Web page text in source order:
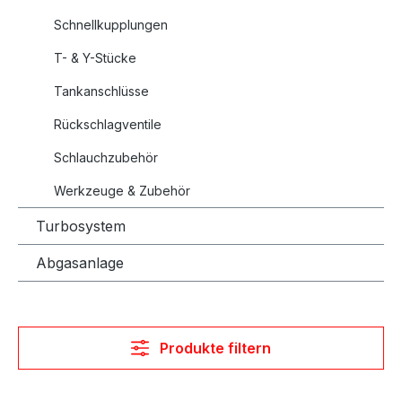
Schnellkupplungen
T- & Y-Stücke
Tankanschlüsse
Rückschlagventile
Schlauchzubehör
Werkzeuge & Zubehör
Turbosystem
Abgasanlage
Produkte filtern